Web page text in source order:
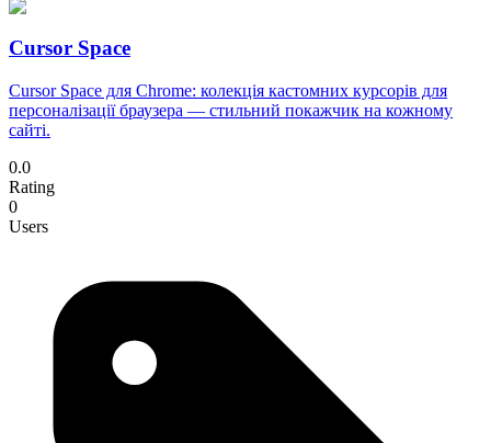
Cursor Space
Cursor Space для Chrome: колекція кастомних курсорів для
персоналізації браузера — стильний покажчик на кожному
сайті.
0.0
Rating
0
Users